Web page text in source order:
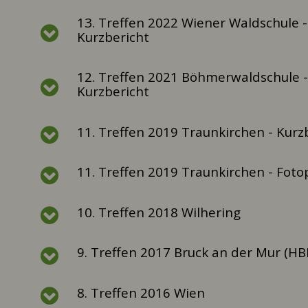
13. Treffen 2022 Wiener Waldschule -
Kurzbericht
12. Treffen 2021 Böhmerwaldschule -
Kurzbericht
11. Treffen 2019 Traunkirchen -
11. Treffen 2019 Traunkirchen -
10. Treffen 2018 Wilhering
9. Treffen 2017 Bruck an der Mur
8. Treffen 2016 Wien